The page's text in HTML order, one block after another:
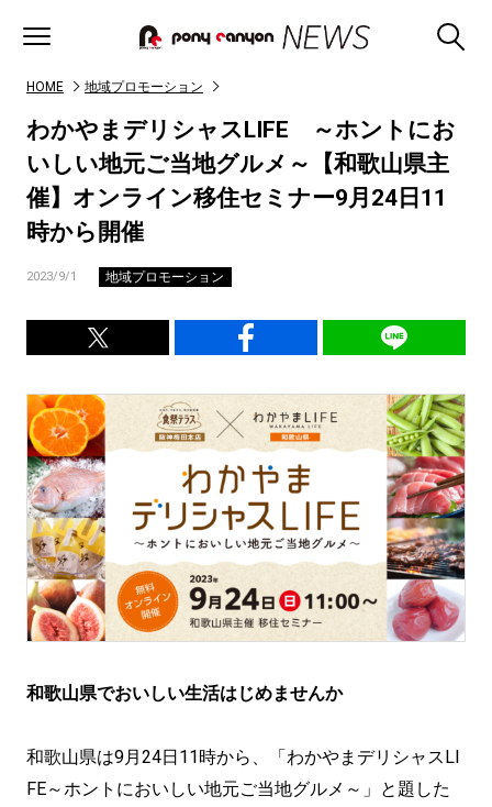
HOME 地域プロモーション
わかやまデリシャスLIFE ～ホントにお
いしい地元ご当地グルメ～【和歌山県主
催】オンライン移住セミナー9月24日11
時から開催
2023/9/1 地域プロモーション
和歌山県でおいしい生活はじめませんか
和歌山県は9月24日11時から、「わかやまデリシャスLI
FE～ホントにおいしい地元ご当地グルメ～」と題した